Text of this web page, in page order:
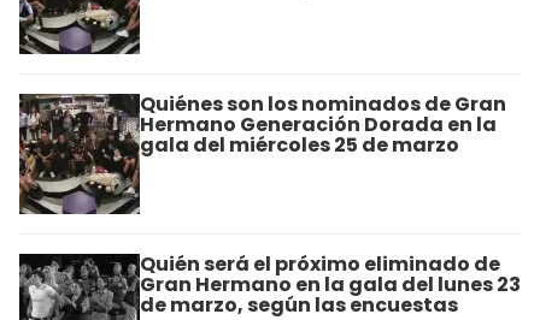
Quiénes son los nominados de Gran
Hermano Generación Dorada en la
gala del miércoles 25 de marzo
Quién será el próximo eliminado de
Gran Hermano en la gala del lunes 23
de marzo, según las encuestas